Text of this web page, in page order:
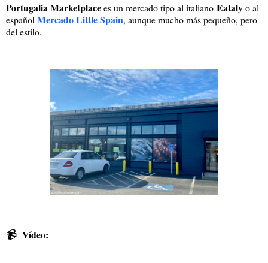
Portugalia Marketplacees un mercado tipo al italiano Eatalyo al
español Mercado Little Spain, aunque mucho más pequeño, pero
del estilo.
📹 Vídeo: